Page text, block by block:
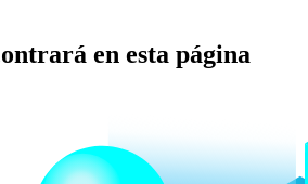
en esta página